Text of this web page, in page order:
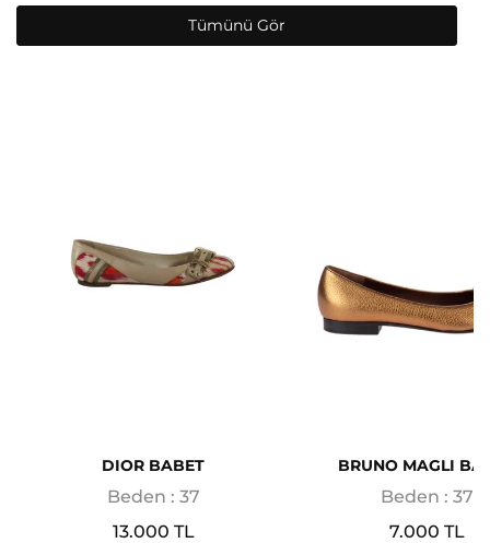
Tümünü Gör
DIOR BABET
Beden : 37
13.000 TL
BRUNO MAGLI
Beden : 37
7.000 TL